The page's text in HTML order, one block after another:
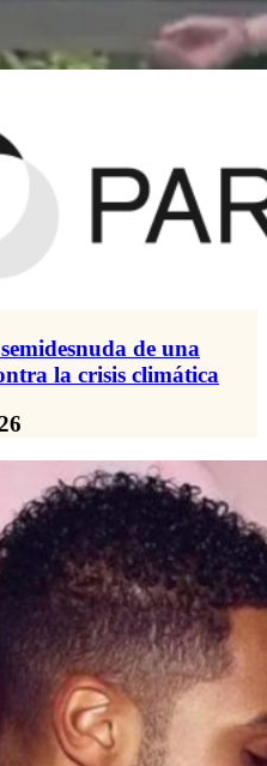
de una
la crisis climática